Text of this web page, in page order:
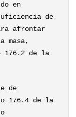
en
de
afrontar
masa,
de la
de
176.4 de la